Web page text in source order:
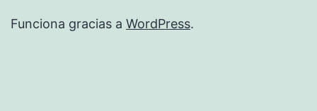
Funciona gracias a WordPress.